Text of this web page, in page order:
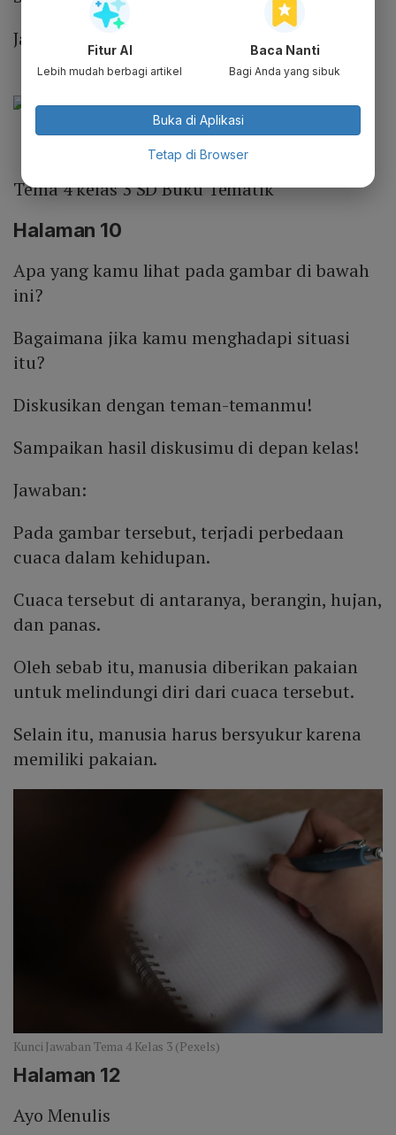
Jawaban:
Tema 4 kelas 3 SD Buku Tematik
Halaman 10
Apa yang kamu lihat pada gambar di bawah
ini?
Bagaimana jika kamu menghadapi situasi
itu?
Diskusikan dengan teman-temanmu!
Sampaikan hasil diskusimu di depan kelas!
Jawaban:
Pada gambar tersebut, terjadi perbedaan
cuaca dalam kehidupan.
Cuaca tersebut di antaranya, berangin, hujan,
dan panas.
Oleh sebab itu, manusia diberikan pakaian
untuk melindungi diri dari cuaca tersebut.
Selain itu, manusia harus bersyukur karena
memiliki pakaian.
Kunci Jawaban Tema 4 Kelas 3 (Pexels)
Halaman 12
Ayo Menulis
Fitur AI
Lebih mudah berbagi artikel
Baca Nanti
Bagi Anda yang sibuk
Buka di Aplikasi
Tetap di Browser